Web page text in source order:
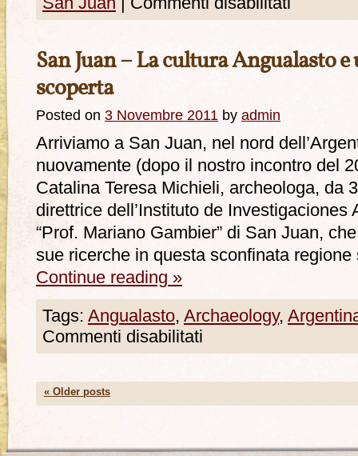
San Juan – La cultura Angualasto e
scoperta
Posted on 3 Novembre 2011 by admin
Arriviamo a San Juan, nel nord
nuovamente (dopo il nostro incontro del
Catalina Teresa Michieli, archeologa, da
direttrice dell’Instituto de Investigaciones
“Prof. Mariano Gambier” di San Juan,
sue ricerche in questa sconfinata
Continue reading »
Tags: Angualasto, Archaeology,
Commenti disabilitati
« Older posts